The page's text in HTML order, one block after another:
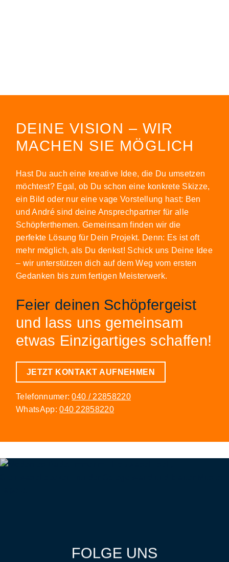
DEINE VISION – WIR
MACHEN SIE MÖGLICH
Hast Du auch eine kreative Idee, die Du umsetzen
möchtest? Egal, ob Du schon eine konkrete Skizze,
ein Bild oder nur eine vage Vorstellung hast: Ben
und André sind deine Ansprechpartner für alle
Schöpferthemen. Gemeinsam finden wir die
perfekte Lösung für Dein Projekt. Denn: Es ist oft
mehr möglich, als Du denkst! Schick uns Deine Idee
– wir unterstützen dich auf dem Weg vom ersten
Gedanken bis zum fertigen Meisterwerk.
Feier deinen Schöpfergeist
und lass uns gemeinsam
etwas Einzigartiges schaffen!
JETZT KONTAKT AUFNEHMEN
Telefonnumer:040 / 22858220
WhatsApp:040 22858220
FOLGE UNS